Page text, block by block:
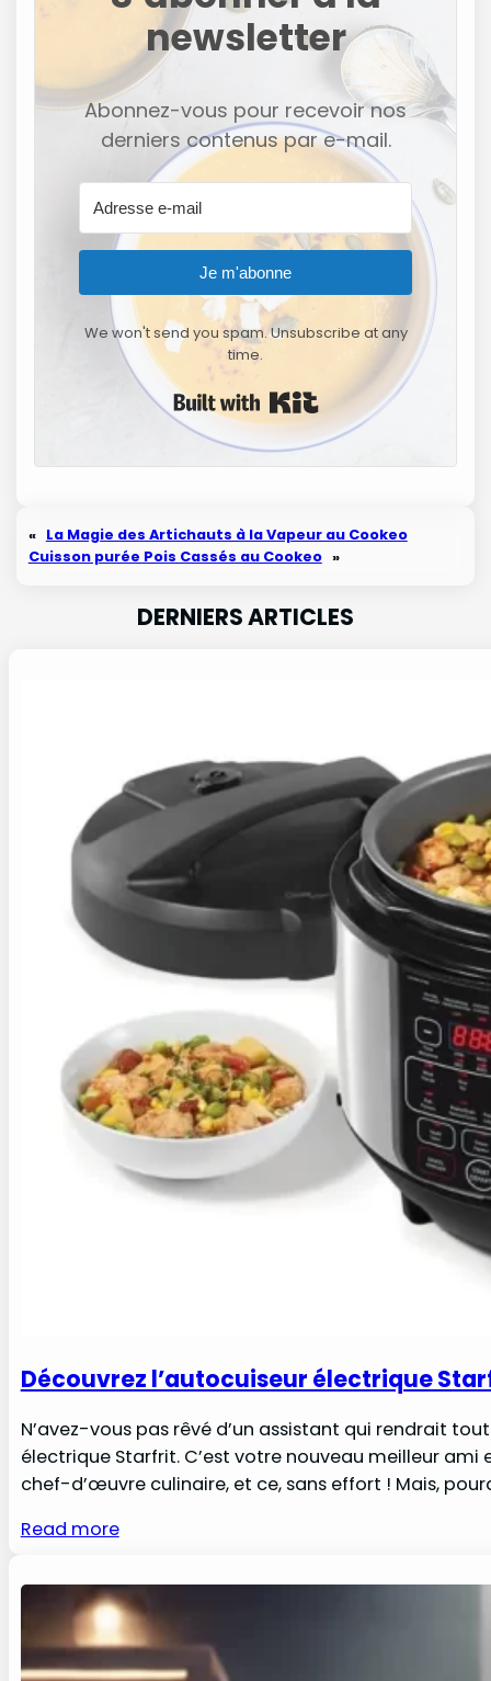
newsletter
Abonnez-vous pour recevoir nos
derniers contenus par e-mail.
Je m'abonne
We won't send you spam. Unsubscribe at any
time.
Built with Kit
« La Magie des Artichauts à la Vapeur au Cookeo
Cuisson purée Pois Cassés au Cookeo »
DERNIERS ARTICLES
Découvrez l’autocuiseur électrique
N’avez-vous pas rêvé d’un assistant qui rendrait
électrique Starfrit. C’est votre nouveau meilleur
chef-d’œuvre culinaire, et ce, sans effort ! Mais,
Read more